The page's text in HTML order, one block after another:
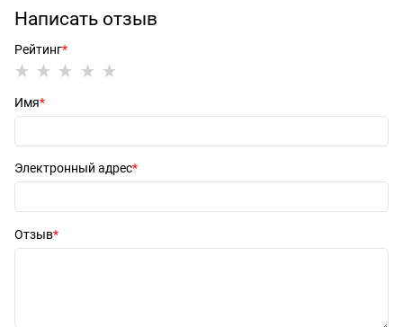
Написать отзыв
Рейтинг
Имя
Электронный адрес
Отзыв